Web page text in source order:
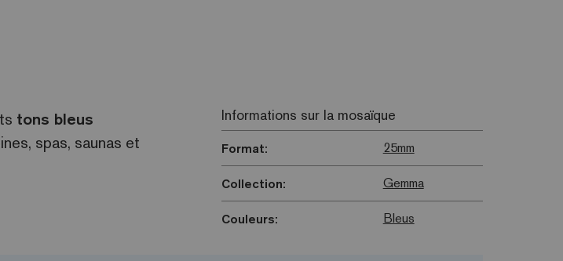
tons bleus
spas, saunas et
Informations sur la mosaïque
Format: 25mm
Collection: Gemma
Couleurs: Bleus